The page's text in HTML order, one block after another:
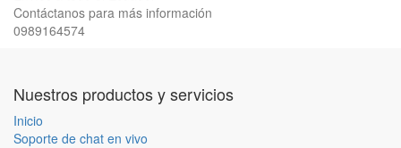
Contáctanos para más información
0989164574
Nuestros productos y servicios
Inicio
Soporte de chat en vivo